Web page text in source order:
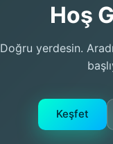
Hoş
Doğru yerdesin.
Keşfet